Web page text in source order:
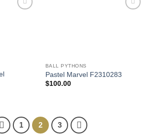
BALL PYTHONS
Pastel Marvel F2310283
$100.00
1 2 3